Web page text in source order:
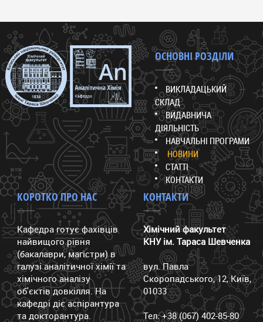
ОСНОВНІ РОЗДІЛИ
ВИКЛАДАЦЬКИЙ
СКЛАД
ВИДАВНИЧА
ДІЯЛЬНІСТЬ
НАВЧАЛЬНІ ПРОГРАМИ
НОВИНИ
СТАТТІ
КОНТАКТИ
КОРОТКО ПРО НАС
Кафедра готує фахівців
найвищого рівня
(бакалаври, магістри) в
галузі аналітичної хімії та
хімічного аналізу
об'єктів довкілля. На
кафедрі діє аспірантура
та докторантура.
КОНТАКТИ
Хімічний факультет
КНУ ім. Тараса Шевченка
вул. Павла
Скоропадського, 12, Київ,
01033
Тел: +38 (067) 402-85-80